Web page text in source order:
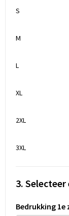
Autotassen
Matrozentassen
S
M
L
XL
2XL
3XL
3.
Bedrukking 1e